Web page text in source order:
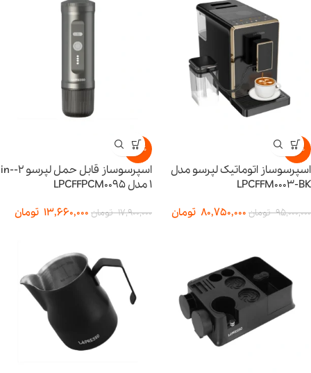
-15%
اسپرسوساز اتوماتیک لپرسو مدل
LPCFFM0003-BK
95,000,000 تومان 80,750,000 تومان
-24%
اسپرسوساز قابل حمل لپرسو 2-in-
1 مدل LPCFFPCM0095
17,900,000 تومان 13,660,000 تومان